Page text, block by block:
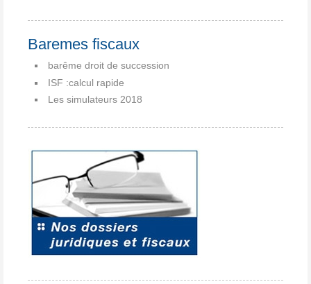
Baremes fiscaux
barême droit de succession
ISF :calcul rapide
Les simulateurs 2018